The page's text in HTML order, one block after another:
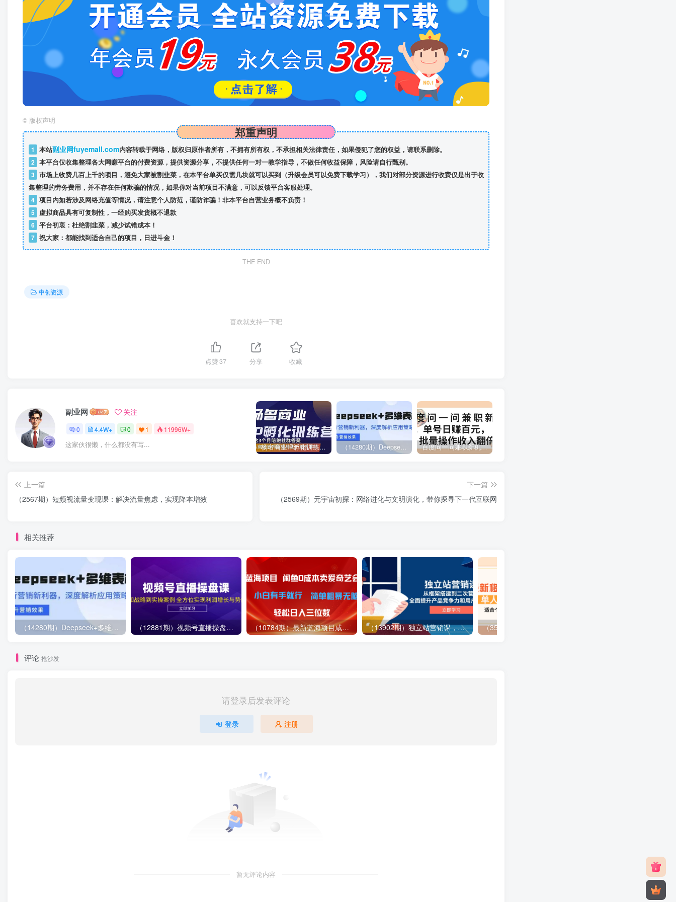
© 版权声明
郑重声明
1 本站副业网fuyemall.com内容转载于网络，版权归原作者所有，不拥有所有权，不承担相关法律责任，如果侵犯了您的权益，请联系删除。
2 本平台仅收集整理各大网赚平台的付费资源，提供资源分享，不提供任何一对一教学指导，不做任何收益保障，风险请自行甄别。
3 市场上收费几百上千的项目，避免大家被割韭菜，在本平台单买仅需几块就可以买到（升级会员可以免费下载学习），我们对部分资源进行收费仅是出于收
集整理的劳务费用，并不存在任何欺骗的情况，如果你对当前项目不满意，可以反馈平台客服处理。
4 项目内如若涉及网络充值等情况，请注意个人防范，谨防诈骗！非本平台自营业务概不负责！
5
虚拟商品具有可复制性，一经购买发货概不退款
6 平台初衷：杜绝割韭菜，减少试错成本！
7 祝大家：都能找到适合自己的项目，日进斗金！
THE END
中创资源
喜欢就支持一下吧
点赞37 分享 收藏
副业网 关注
0 4.4W+ 0 1 11996W+
这家伙很懒，什么都没有写... 杨名商业IP孵化训练营，从商业到内容到转化一站式学 价值5980元 （14280期）Deepseek+多维表格，银行营销新利器，深度解析应用策略，提升营销效果 百度问一问兼职新机遇，单号日赚百元，批量操作收入翻倍
上一篇
（2567期）短频视流量变现课：解决流量焦虑，实现降本增效
下一篇
（2569期）元宇宙初探：网络进化与文明演化，带你探寻下一代互联网
相关推荐
（14280期）Deepseek+多维表格，银行营销新利器，深度解析应用策略，提升营销效果 （12881期）视频号直播操盘课，从认知战略到实操案例 全方位实现利润增长与势能提升 （10784期）最新蓝海项目咸鱼零成本卖爱奇艺会员小白有手就行 无脑操作轻松日入三位数 （13902期）独立站营销课，从框架搭建到二次营销，全面提升产品竞争力和用户忠诚度
评论 抢沙发
请登录后发表评论
登录 注册
暂无评论内容